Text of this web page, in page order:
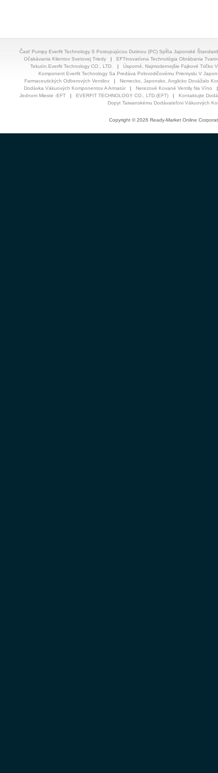
Časť Pumpy Everfit Technology S Postupujúcou Dutinou (PC) Spĺňa Japonské
Očakávania Klientov Svetovej Triedy | EFTinovatívna Technológia Obrábania
Tekutín.Everfit Technology CO., LTD.
| Úsporné, Najmodernejšie Fajkové Tričko
Komponent Everfit Technology Sa Predáva Polovodičovému Priemyslu V
Farmaceutických Odberových Ventilov | Nemecko, Japonsko, Anglicko Dovážalo
Dodávka Vákuových Komponentov A Armatúr | Nerezové Kované Ventily Na Víno
Jednom Mieste -EFT | EVERFIT TECHNOLOGY CO., LTD.(EFT) | Kontaktujte
Dopyt Taiwanskému Dodávateľovi Vákuových
Copyright © 2026 Ready-Market Online